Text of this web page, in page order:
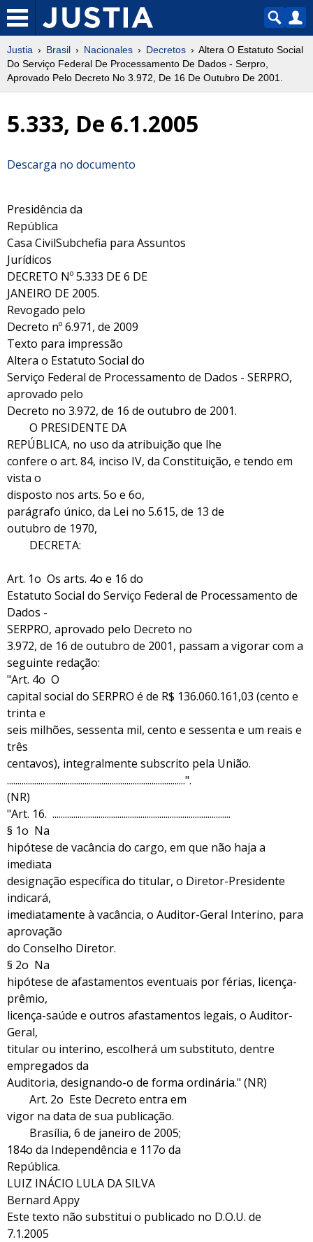
Justia Brasil Nacionales Decretos
Altera O Estatuto Social
Do Serviço Federal De Processamento De Dados - Serpro,
Aprovado Pelo Decreto No 3.972, De 16 De Outubro De 2001.
5.333, De 6.1.2005
Descarga no documento
Presidência da
República
Casa CivilSubchefia para Assuntos
Jurídicos
DECRETO Nº 5.333 DE 6 DE
JANEIRO DE 2005.
Revogado pelo
Decreto nº 6.971, de 2009
Texto para impressão
Altera o Estatuto Social do
Serviço Federal de Processamento de Dados - SERPRO,
aprovado pelo
Decreto no 3.972, de 16 de outubro de 2001.
O PRESIDENTE DA
REPÚBLICA, no uso da atribuição que lhe
confere o art. 84, inciso IV, da Constituição, e tendo em
vista o
disposto nos arts. 5o e 6o,
parágrafo único, da Lei no 5.615, de 13 de
outubro de 1970,
DECRETA:
Art. 1o Os arts. 4o e 16 do
Estatuto Social do Serviço Federal de Processamento de
Dados -
SERPRO, aprovado pelo Decreto no
3.972, de 16 de outubro de 2001, passam a vigorar com a
seguinte redação:
"Art. 4o O
capital social do SERPRO é de R$ 136.060.161,03 (cento e
trinta e
seis milhões, sessenta mil, cento e sessenta e um reais e
três
centavos), integralmente subscrito pela União.
.....................................................................................".
(NR)
"Art. 16. .....................................................................................
§ 1o Na
hipótese de vacância do cargo, em que não haja a
imediata
designação específica do titular, o Diretor-Presidente
indicará,
imediatamente à vacância, o Auditor-Geral Interino, para
aprovação
do Conselho Diretor.
§ 2o Na
hipótese de afastamentos eventuais por férias, licença-
prêmio,
licença-saúde e outros afastamentos legais, o Auditor-
Geral,
titular ou interino, escolherá um substituto, dentre
empregados da
Auditoria, designando-o de forma ordinária." (NR)
Art. 2o Este Decreto entra em
vigor na data de sua publicação.
Brasília, 6 de janeiro de 2005;
184o da Independência e 117o da
República.
LUIZ INÁCIO LULA DA SILVA
Bernard Appy
Este texto não substitui o publicado no D.O.U. de
7.1.2005